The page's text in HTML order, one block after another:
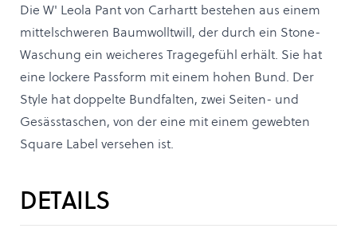
Die W' Leola Pant von Carhartt bestehen aus einem
mittelschweren Baumwolltwill, der durch ein Stone-
Waschung ein weicheres Tragegefühl erhält. Sie hat
eine lockere Passform mit einem hohen Bund. Der
Style hat doppelte Bundfalten, zwei Seiten- und
Gesässtaschen, von der eine mit einem gewebten
Square Label versehen ist.
DETAILS